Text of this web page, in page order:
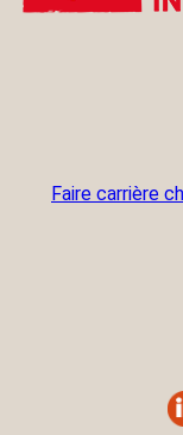
Faire carrière